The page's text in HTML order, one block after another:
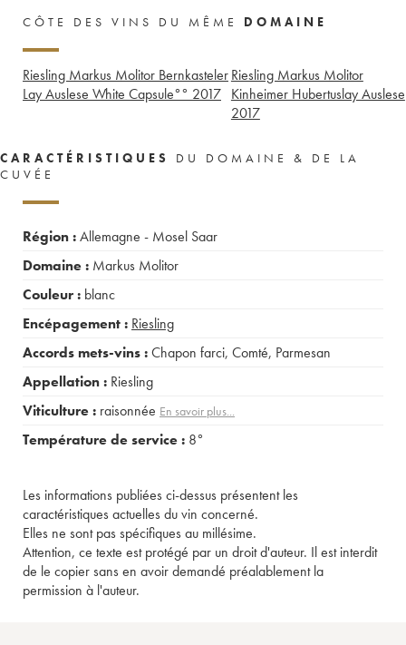
CÔTE DES VINS DU MÊME DOMAINE
Riesling Markus Molitor Bernkasteler
Lay Auslese White Capsule°° 2017
Riesling Markus Molitor
Kinheimer Hubertuslay Auslese
2017
CARACTÉRISTIQUES
DU DOMAINE & DE LA
CUVÉE
Région :Allemagne - Mosel Saar
Domaine : Markus Molitor
Couleur : blanc
Encépagement : Riesling
Accords mets-vins :Chapon farci, Comté, Parmesan
Appellation : Riesling
Viticulture : raisonnée En savoir plus...
Température de service : 8°
Les informations publiées ci-dessus présentent les
caractéristiques actuelles du vin concerné.
Elles ne sont pas spécifiques au millésime.
Attention, ce texte est protégé par un droit d'auteur. Il est interdit
de le copier sans en avoir demandé préalablement la
permission à l'auteur.